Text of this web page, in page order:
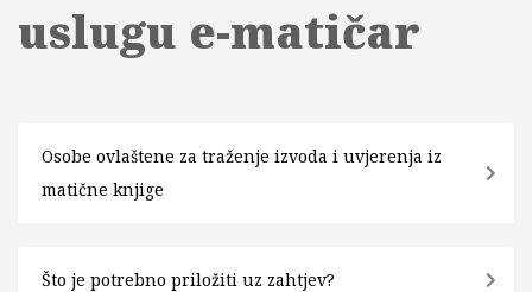
uslugu e-matičar
Osobe ovlaštene za traženje izvoda i uvjerenja iz
matične knjige
Što je potrebno priložiti uz zahtjev?